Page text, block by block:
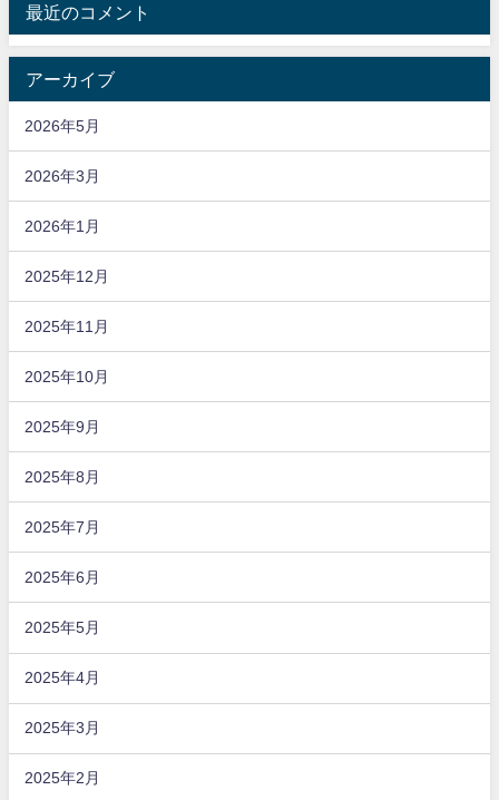
最近のコメント
アーカイブ
2026年5月
2026年3月
2026年1月
2025年12月
2025年11月
2025年10月
2025年9月
2025年8月
2025年7月
2025年6月
2025年5月
2025年4月
2025年3月
2025年2月